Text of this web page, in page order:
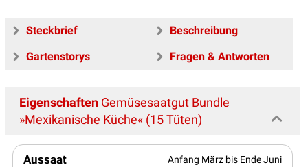
Steckbrief
Beschreibung
Gartenstorys
Fragen & Antworten
Eigenschaften Gemüsesaatgut Bundle
»Mexikanische Küche« (15 Tüten)
Aussaat Anfang März bis Ende Juni